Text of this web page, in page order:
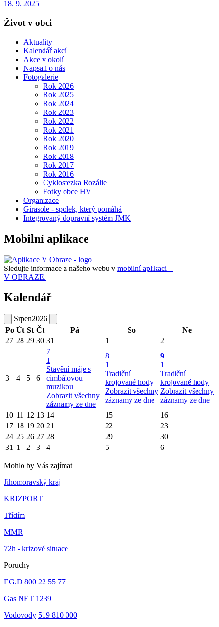
18. 9. 2025
Život v obci
Aktuality
Kalendář akcí
Akce v okolí
Napsali o nás
Fotogalerie
Rok 2026
Rok 2025
Rok 2024
Rok 2023
Rok 2022
Rok 2021
Rok 2020
Rok 2019
Rok 2018
Rok 2017
Rok 2016
Cyklostezka Rozálie
Fotky obce HV
Organizace
Girasole - spolek, který pomáhá
Integrovaný dopravní systém JMK
Mobilní aplikace
Sledujte informace z našeho webu v mobilní aplikaci –
V OBRAZE.
Kalendář
Srpen2026
Po Út St Čt Pá So
Ne
27 28 29 30 31 1 2
3 4 5 6
7
1
Stavění máje s
cimbálovou
muzikou
Zobrazit všechny
záznamy ze dne
8
1
Tradiční
krojované hody
Zobrazit všechny
záznamy ze dne
9
1
Tradiční
krojované hody
Zobrazit všechny
záznamy ze dne
10 11 12 13 14 15
16
17 18 19 20 21 22
23
24 25 26 27 28 29
30
31 1 2 3 4 5 6
Mohlo by Vás zajímat
Jihomoravský kraj
KRIZPORT
Třídím
MMR
72h - krizové situace
Poruchy
EG.D 800 22 55 77
Gas NET 1239
Vodovody 519 810 000